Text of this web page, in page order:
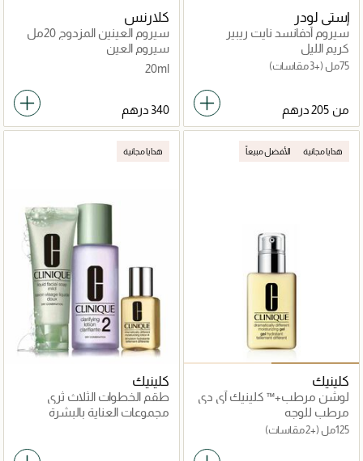
إستي لودر
سيروم أدفانسد نايت ريبير
سينكرونايزد مالتي ريكفري
كومبلكس
كريم الليل
75مل (+3 مقاسات)
من
كلارنس
سيروم العينين المزدوج 20مل
سيروم العين
20ml
هدايا مجانية الأفضل مبيعاً
كلينيك
لوشن مرطب+™ كلينيك آي دي
دراماتيكلي ديفرينت
مرطب للوجه
125مل (+2 مقاسات)
هدايا مجانية
كلينيك
طقم الخطوات الثلاث ثري
ستيب لنوع البشرة 2 البشرة
الجافة
مجموعات العناية بالبشرة